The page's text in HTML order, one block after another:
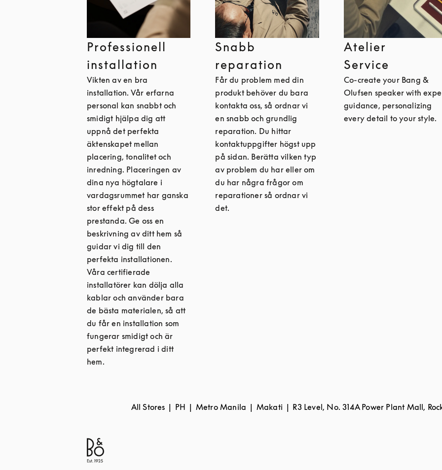
Professionell
installation
Vikten av en bra
installation. Vår erfarna
personal kan snabbt och
smidigt hjälpa dig att
uppnå det perfekta
äktenskapet mellan
placering, tonalitet och
inredning. Placeringen av
dina nya högtalare i
vardagsrummet har ganska
stor effekt på dess
prestanda. Ge oss en
beskrivning av ditt hem så
guidar vi dig till den
perfekta installationen.
Våra certifierade
installatörer kan dölja alla
kablar och använder bara
de bästa materialen, så att
du får en installation som
fungerar smidigt och är
perfekt integrerad i ditt
hem.
Snabb
reparation
Får du problem med din
produkt behöver du bara
kontakta oss, så ordnar vi
en snabb och grundlig
reparation. Du hittar
kontaktuppgifter högst upp
på sidan. Berätta vilken typ
av problem du har eller om
du har några frågor om
reparationer så ordnar vi
det.
Atelier
Service
Co-create your Bang &
Olufsen speaker with
guidance, personalizing
every detail to your style.
All Stores PH Metro Manila Makati R3 Level, No. 314A Power Plant Mall,